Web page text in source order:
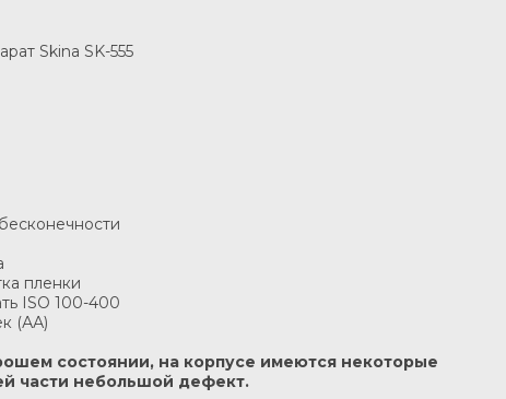
Skina SK-555
пленки
ISO 100-400
(АА)
состоянии, на корпусе имеются некоторые
части небольшой дефект.